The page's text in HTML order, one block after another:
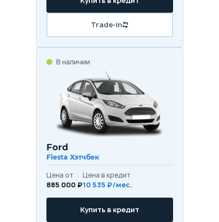
Trade-in
В наличии
Ford
Fiesta Хэтчбек
Цена от
885 000 ₽
Цена в кредит
10 535 ₽/мес.
Купить в кредит